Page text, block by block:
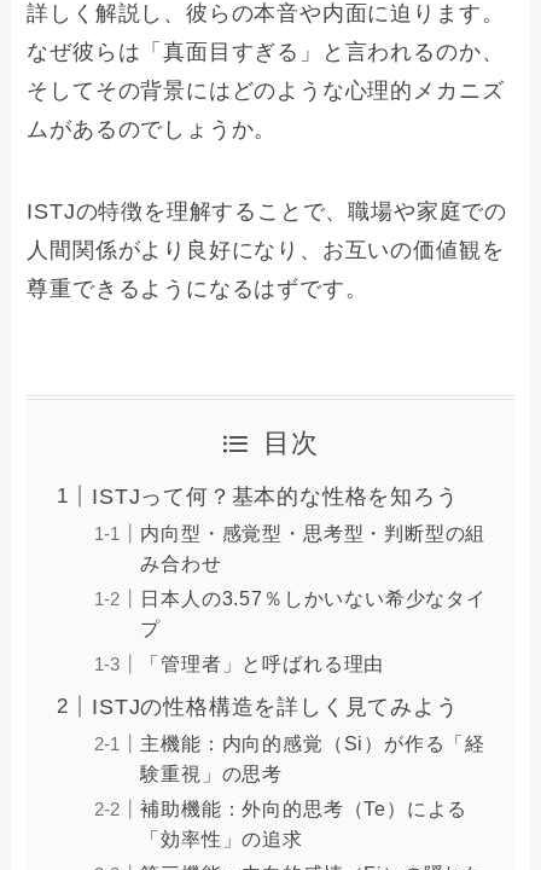
詳しく解説し、彼らの本音や内面に迫ります。
なぜ彼らは「真面目すぎる」と言われるのか、
そしてその背景にはどのような心理的メカニズ
ムがあるのでしょうか。
ISTJの特徴を理解することで、職場や家庭での
人間関係がより良好になり、お互いの価値観を
尊重できるようになるはずです。
目次
ISTJって何？基本的な性格を知ろう
内向型・感覚型・思考型・判断型の組
み合わせ
日本人の3.57％しかいない希少なタイ
プ
「管理者」と呼ばれる理由
ISTJの性格構造を詳しく見てみよう
主機能：内向的感覚（Si）が作る「経
験重視」の思考
補助機能：外向的思考（Te）による
「効率性」の追求